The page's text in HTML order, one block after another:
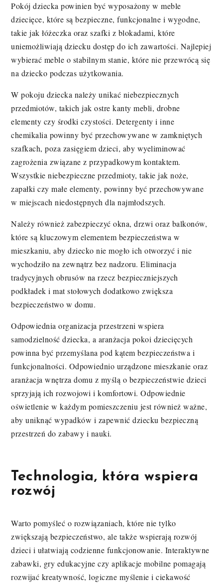
Pokój dziecka powinien być wyposażony w meble
dziecięce, które są bezpieczne, funkcjonalne i wygodne,
takie jak łóżeczka oraz szafki z blokadami, które
uniemożliwiają dziecku dostęp do ich zawartości. Najlepiej
wybierać meble o stabilnym stanie, które nie przewrócą się
na dziecko podczas użytkowania.
W pokoju dziecka należy unikać niebezpiecznych
przedmiotów, takich jak ostre kanty mebli, drobne
elementy czy środki czystości. Detergenty i inne
chemikalia powinny być przechowywane w zamkniętych
szafkach, poza zasięgiem dzieci, aby wyeliminować
zagrożenia związane z przypadkowym kontaktem.
Wszystkie niebezpieczne przedmioty, takie jak noże,
zapałki czy małe elementy, powinny być przechowywane
w miejscach niedostępnych dla najmłodszych.
Należy również zabezpieczyć okna, drzwi oraz balkonów,
które są kluczowym elementem bezpieczeństwa w
mieszkaniu, aby dziecko nie mogło ich otworzyć i nie
wychodziło na zewnątrz bez nadzoru. Eliminacja
tradycyjnych obrusów na rzecz bezpieczniejszych
podkładek i mat stołowych dodatkowo zwiększa
bezpieczeństwo w domu.
Odpowiednia organizacja przestrzeni wspiera
samodzielność dziecka, a aranżacja pokoi dziecięcych
powinna być przemyślana pod kątem bezpieczeństwa i
funkcjonalności. Odpowiednio urządzone mieszkanie oraz
aranżacja wnętrza domu z myślą o bezpieczeństwie dzieci
sprzyjają ich rozwojowi i komfortowi. Odpowiednie
oświetlenie w każdym pomieszczeniu jest również ważne,
aby uniknąć wypadków i zapewnić dziecku bezpieczną
przestrzeń do zabawy i nauki.
Technologia, która wspiera
rozwój
Warto pomyśleć o rozwiązaniach, które nie tylko
zwiększają bezpieczeństwo, ale także wspierają rozwój
dzieci i ułatwiają codzienne funkcjonowanie. Interaktywne
zabawki, gry edukacyjne czy aplikacje mobilne pomagają
rozwijać kreatywność, logiczne myślenie i ciekawość